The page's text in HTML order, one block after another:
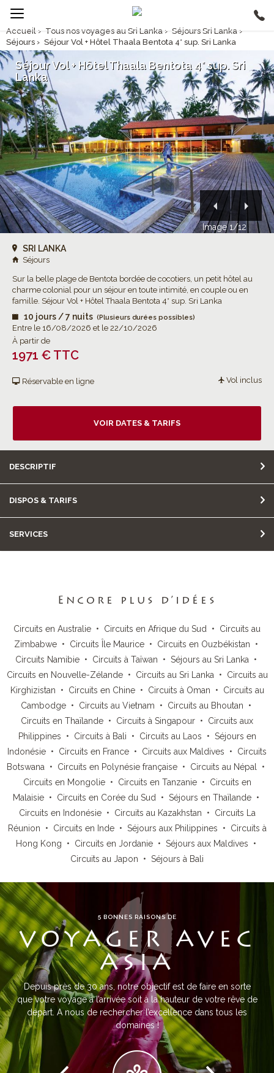
Accueil › Tous nos voyages au Sri Lanka › Séjours Sri Lanka ›
Séjours › Séjour Vol + Hôtel Thaala Bentota 4* sup. Sri Lanka
Image 1/12
Séjour Vol + Hôtel Thaala Bentota 4* sup. Sri
Lanka
SRI LANKA
Séjours
Sur la belle plage de Bentota bordée de cocotiers, un petit hôtel au
charme colonial pour un séjour en toute intimité, en couple ou en
famille. Séjour Vol + Hôtel Thaala Bentota 4* sup. Sri Lanka
10 jours / 7 nuits (Plusieurs durées possibles)
Entre le 16/08/2026 et le 22/10/2026
À partir de
1971 € TTC
Réservable en ligne Vol inclus
VOIR DATES & TARIFS
DESCRIPTIF
DISPOS & TARIFS
SERVICES
Encore plus d’idées
Circuits en Australie • Circuits en Afrique du Sud • Circuits au
Zimbabwe• Circuits Île Maurice• Circuits en Ouzbékistan •
Circuits Namibie• Circuits à Taïwan • Séjours au Sri Lanka •
Circuits en Nouvelle-Zélande• Circuits au Sri Lanka • Circuits au
Kirghizistan • Circuits en Chine• Circuits à Oman • Circuits au
Cambodge• Circuits au Vietnam • Circuits au Bhoutan •
Circuits en Thaïlande • Circuits à Singapour • Circuits aux
Philippines • Circuits à Bali • Circuits au Laos • Séjours en
Indonésie • Circuits en France • Circuits aux Maldives • Circuits
Botswana • Circuits en Polynésie française • Circuits au Népal
•
Circuits en Mongolie• Circuits en Tanzanie• Circuits en
Malaisie• Circuits en Corée du Sud • Séjours en Thaïlande•
Circuits en Indonésie• Circuits au Kazakhstan • Circuits La
Réunion • Circuits en Inde• Séjours aux Philippines • Circuits à
Hong Kong • Circuits en Jordanie• Séjours aux Maldives •
Circuits au Japon • Séjours à Bali
5 BONNES RAISONS DE
VOYAGER AVEC
ASIA
Depuis près de 30 ans, notre objectif est de faire en sorte
que votre voyage à l’arrivée soit à la hauteur de votre rêve de
départ. A nous de rechercher l’excellence dans tous les
domaines !